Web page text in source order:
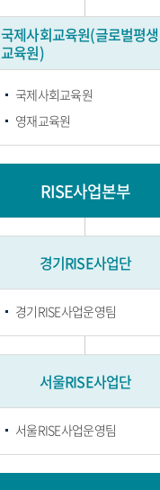
국제사회교육원(글로벌평생
교육원)
국제사회교육원
영재교육원
RISE사업본부
경기RISE사업단
경기RISE사업운영팀
서울RISE사업단
서울RISE사업운영팀